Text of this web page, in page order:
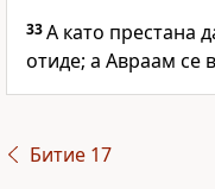
33А като престана
отиде; а Авраам се
Битие 17